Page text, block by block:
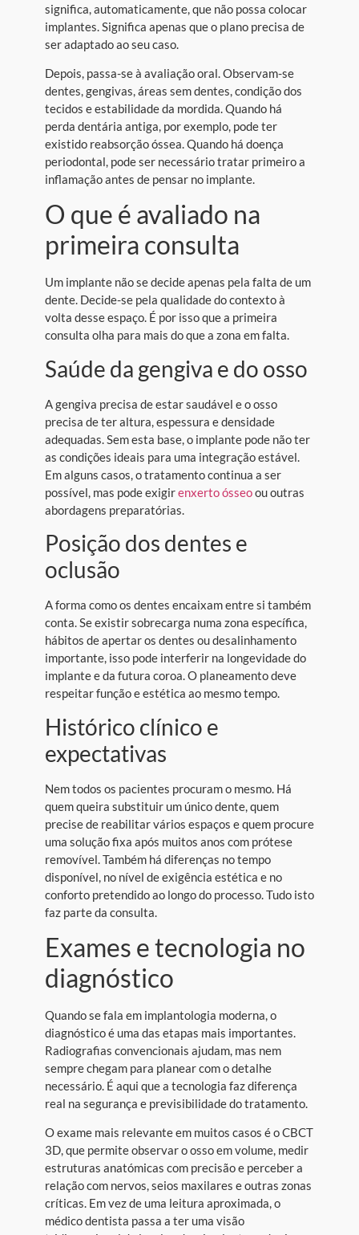
significa, automaticamente, que não possa colocar
implantes. Significa apenas que o plano precisa de
ser adaptado ao seu caso.
Depois, passa-se à avaliação oral. Observam-se
dentes, gengivas, áreas sem dentes, condição dos
tecidos e estabilidade da mordida. Quando há
perda dentária antiga, por exemplo, pode ter
existido reabsorção óssea. Quando há doença
periodontal, pode ser necessário tratar primeiro a
inflamação antes de pensar no implante.
O que é avaliado na
primeira consulta
Um implante não se decide apenas pela falta de um
dente. Decide-se pela qualidade do contexto à
volta desse espaço. É por isso que a primeira
consulta olha para mais do que a zona em falta.
Saúde da gengiva e do osso
A gengiva precisa de estar saudável e o osso
precisa de ter altura, espessura e densidade
adequadas. Sem esta base, o implante pode não ter
as condições ideais para uma integração estável.
Em alguns casos, o tratamento continua a ser
possível, mas pode exigirenxerto ósseoou outras
abordagens preparatórias.
Posição dos dentes e
oclusão
A forma como os dentes encaixam entre si também
conta. Se existir sobrecarga numa zona específica,
hábitos de apertar os dentes ou desalinhamento
importante, isso pode interferir na longevidade do
implante e da futura coroa. O planeamento deve
respeitar função e estética ao mesmo tempo.
Histórico clínico e
expectativas
Nem todos os pacientes procuram o mesmo. Há
quem queira substituir um único dente, quem
precise de reabilitar vários espaços e quem procure
uma solução fixa após muitos anos com prótese
removível. Também há diferenças no tempo
disponível, no nível de exigência estética e no
conforto pretendido ao longo do processo. Tudo isto
faz parte da consulta.
Exames e tecnologia no
diagnóstico
Quando se fala em implantologia moderna, o
diagnóstico é uma das etapas mais importantes.
Radiografias convencionais ajudam, mas nem
sempre chegam para planear com o detalhe
necessário. É aqui que a tecnologia faz diferença
real na segurança e previsibilidade do tratamento.
O exame mais relevante em muitos casos é o CBCT
3D, que permite observar o osso em volume, medir
estruturas anatómicas com precisão e perceber a
relação com nervos, seios maxilares e outras zonas
críticas. Em vez de uma leitura aproximada, o
médico dentista passa a ter uma visão